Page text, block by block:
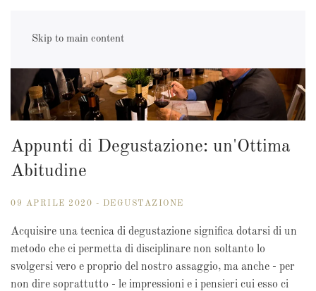
Skip to main content
Appunti di Degustazione: un'Ottima
Abitudine
09 APRILE 2020 - DEGUSTAZIONE
Acquisire una tecnica di degustazione significa dotarsi di un
metodo che ci permetta di disciplinare non soltanto lo
svolgersi vero e proprio del nostro assaggio, ma anche - per
non dire soprattutto - le impressioni e i pensieri cui esso ci